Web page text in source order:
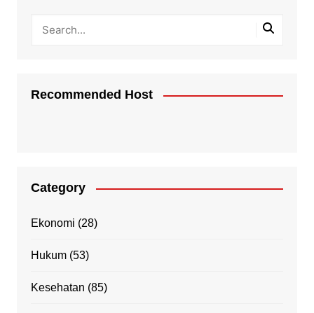
Recommended Host
Category
Ekonomi (28)
Hukum(53)
Kesehatan (85)